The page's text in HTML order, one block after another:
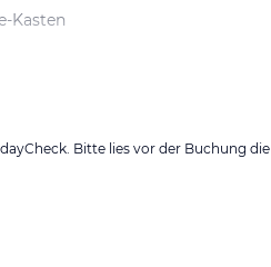
Kasten
Bitte lies vor der Buchung die